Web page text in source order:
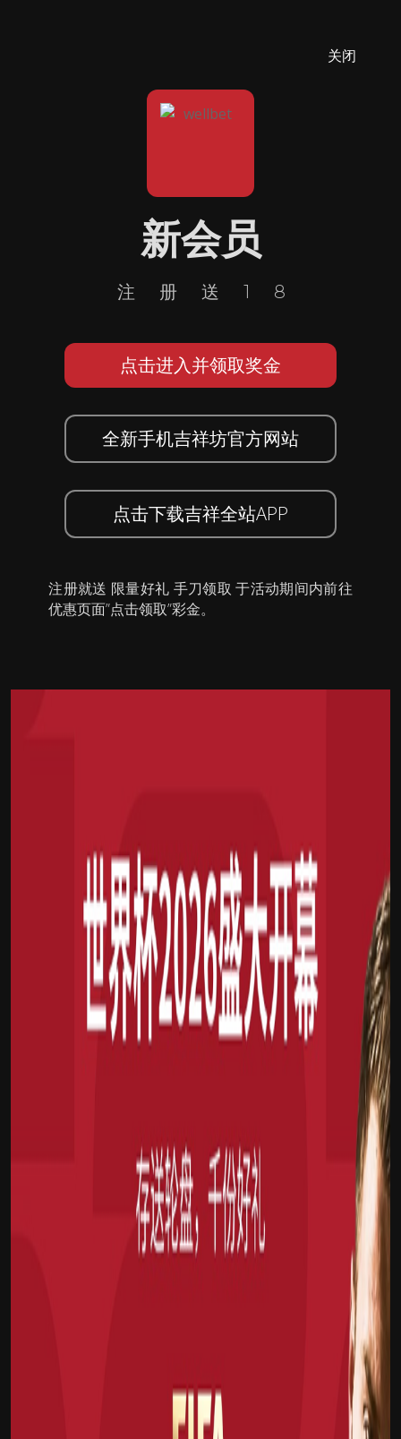
关闭
新会员
注册送18
点击进入并领取奖金
全新手机吉祥坊官方网站
点击下载吉祥全站APP
注册就送 限量好礼 手刀领取 于活动期间内前往
优惠页面”点击领取”彩金。